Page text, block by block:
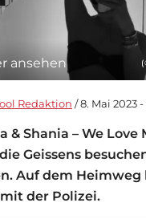
ansehen
Redaktion / 8. Mai 2023 -
& Shania – We Love
Geissens
Auf dem Heimweg
der Polizei.